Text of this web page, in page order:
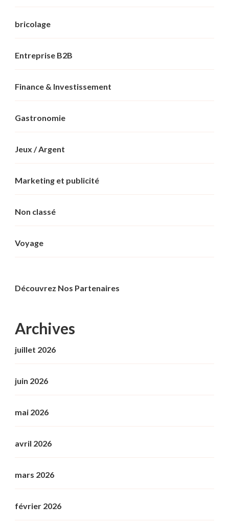
bricolage
Entreprise B2B
Finance & Investissement
Gastronomie
Jeux / Argent
Marketing et publicité
Non classé
Voyage
Découvrez Nos Partenaires
Archives
juillet 2026
juin 2026
mai 2026
avril 2026
mars 2026
février 2026